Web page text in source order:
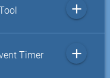
add
Timer add